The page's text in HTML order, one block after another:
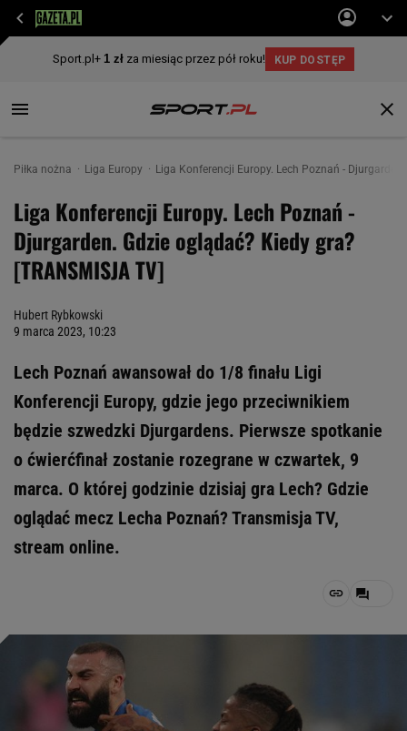
Piłka nożna Liga Europy Liga Konferencji Europy. Lech Poznań -
Liga Konferencji Europy. Lech Poznań -
Djurgarden. Gdzie oglądać? Kiedy gra?
[TRANSMISJA TV]
Hubert Rybkowski
9 marca 2023, 10:23
Lech Poznań awansował do 1/8 finału Ligi
Konferencji Europy, gdzie jego przeciwnikiem
będzie szwedzki Djurgardens. Pierwsze spotkanie
o ćwierćfinał zostanie rozegrane w czwartek, 9
marca. O której godzinie dzisiaj gra Lech? Gdzie
oglądać mecz Lecha Poznań? Transmisja TV,
stream online.